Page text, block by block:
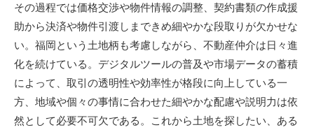
その過程では価格交渉や物件情報の調整、契約書類の作成援
助から決済や物件引渡しまできめ細やかな段取りが欠かせな
い。福岡という土地柄も考慮しながら、不動産仲介は日々進
化を続けている。デジタルツールの普及や市場データの蓄積
によって、取引の透明性や効率性が格段に向上している一
方、地域や個々の事情に合わせた細やかな配慮や説明力は依
然として必要不可欠である。これから土地を探したい、ある